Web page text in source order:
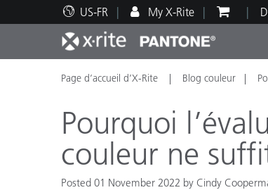
US-FR My X-Rite
Top Produits
Impression et Emballage
Assistance technique
Ressources éducatives
Page d’accueil d’X-Rite Blog couleur
Pourquoi
couleur ne
Posted 01 November 2022 by Cindy